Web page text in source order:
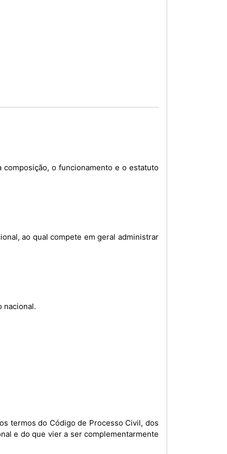
o funcionamento e o estatuto
ao qual compete em geral administrar
nacional.
e do que vier a ser complementarmente